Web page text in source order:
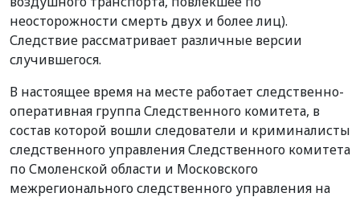
неосторожности смерть двух и более лиц).
Следствие рассматривает различные версии
случившегося.
В настоящее время на месте работает следственно-
оперативная группа Следственного комитета, в
состав которой вошли следователи и криминалисты
следственного управления Следственного комитета
по Смоленской области и Московского
межрегионального следственного управления на